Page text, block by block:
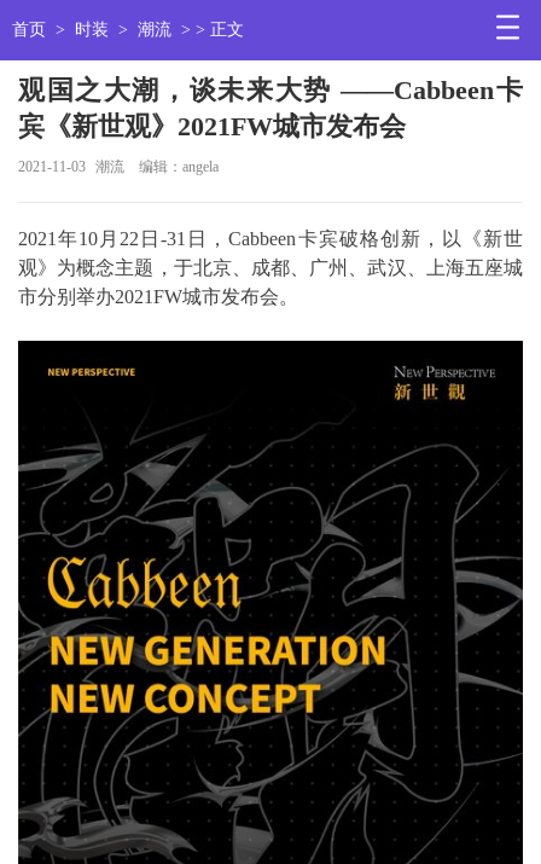
首页 > 时装 > 潮流 > > 正文
观国之大潮，谈未来大势 ——Cabbeen卡
宾《新世观》2021FW城市发布会
2021-11-03 潮流 编辑：angela
2021年10月22日-31日，Cabbeen卡宾破格创新，以《新世
观》为概念主题，于北京、成都、广州、武汉、上海五座城
市分别举办2021FW城市发布会。